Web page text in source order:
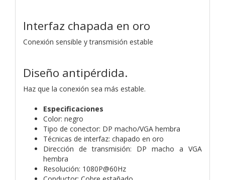
Interfaz chapada en oro
Conexión sensible y transmisión estable
Diseño antipérdida.
Haz que la conexión sea más estable.
Especificaciones
Color: negro
Tipo de conector: DP macho/VGA hembra
Técnicas de interfaz: chapado en oro
Dirección de transmisión: DP macho a VGA
hembra
Resolución: 1080P@60Hz